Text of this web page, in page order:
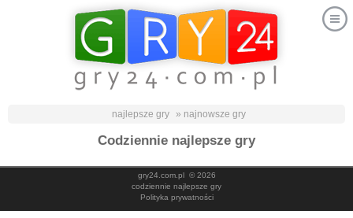
najlepsze gry » najnowsze gry
Codziennie najlepsze gry
gry24.com.pl© 2026
codziennie najlepsze gry
Polityka prywatności